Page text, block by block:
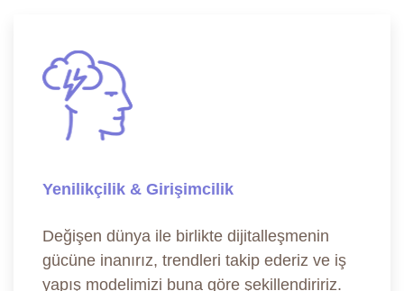
Yenilikçilik & Girişimcilik
Değişen dünya ile birlikte dijitalleşmenin
gücüne inanırız, trendleri takip ederiz ve iş
yapış modelimizi buna göre şekillendiririz.